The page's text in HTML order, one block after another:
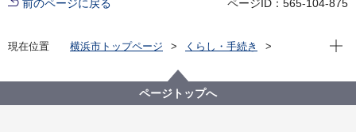
前のページに戻る ページID：565-104-875
現在位置 横浜市トップページ
くらし・手続き
11 横浜市所管のＮＰＯ法人検索・認定、指定ＮＰＯ
法人一覧について
現在
ページトップへ